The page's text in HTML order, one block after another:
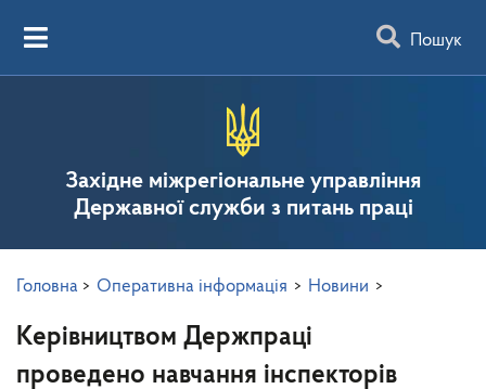
Пошук
Західне міжрегіональне управління
Державної служби з питань праці
Головна > Оперативна інформація > Новини >
Керівництвом Держпраці
проведено навчання інспекторів